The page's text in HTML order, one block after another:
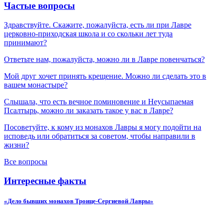
Частые вопросы
Здравствуйте. Скажите, пожалуйста, есть ли при Лавре
церковно-приходская школа и со скольки лет туда
принимают?
Ответьте нам, пожалуйста, можно ли в Лавре повенчаться?
Мой друг хочет принять крещение. Можно ли сделать это в
вашем монастыре?
Слышала, что есть вечное поминовение и Неусыпаемая
Псалтырь, можно ли заказать такое у вас в Лавре?
Посоветуйте, к кому из монахов Лавры я могу подойти на
исповедь или обратиться за советом, чтобы направили в
жизни?
Все вопросы
Интересные факты
«Дело бывших монахов Троице-Сергиевой Лавры»